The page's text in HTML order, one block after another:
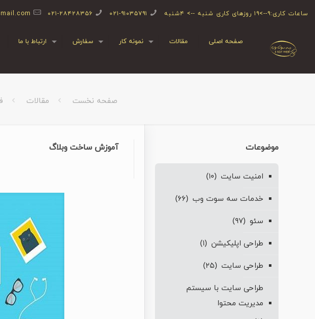
ساعات کاری:۹-->۱۹ روزهای کاری شنبه --> ۴شنبه ۰۲۱-۹۱۰۳۵۷۹۱ ۰۲۱-۲۸۴۲۸۳۵۶
صفحه اصلی مقالات نمونه کار سفارش ارتباط با ما
صفحه نخست مقالات
آموزش ساخت وبلاگ موضوعات
امنیت سایت (۱۰)
خدمات سه سوت وب (۶۶)
سئو (۹۷)
طراحی اپلیکیشن (۱)
طراحی سایت (۲۵)
طراحی سایت با سیستم
مدیریت محتوا